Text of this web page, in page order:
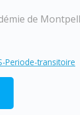
de
Periode-transitoire